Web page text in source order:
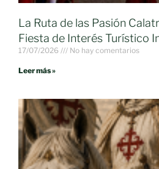
La Ruta de las Pasión
Fiesta de Interés Turístico
17/07/2026 No hay comentarios
Leer más »